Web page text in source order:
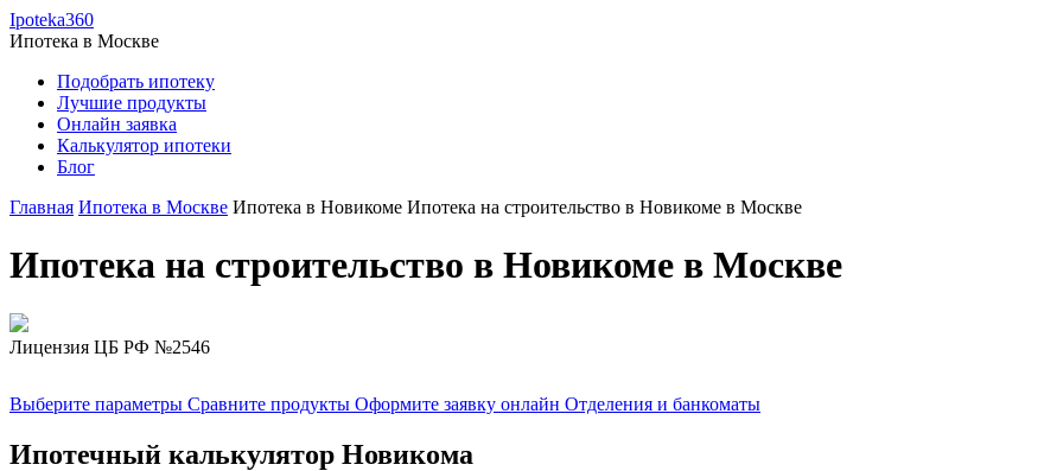
Ipoteka360
Ипотека в Москве
Подобрать ипотеку
Лучшие продукты
Онлайн заявка
Калькулятор ипотеки
Блог
Главная Ипотека в Москве Ипотека в Новикоме Ипотека на строительство в Новикоме в Москве
Ипотека на строительство в Новикоме в Москве
Лицензия ЦБ РФ №2546
Выберите параметры Сравните продукты Оформите заявку онлайн Отделения и банкоматы
Ипотечный калькулятор Новикома